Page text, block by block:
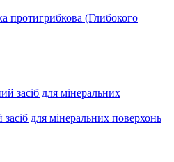
протигрибкова (Глибокого
для мінеральних поверхонь